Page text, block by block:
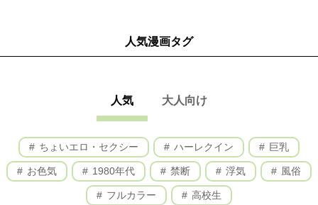
人気漫画タグ
人気 大人向け
ちょいエロ・セクシー ハーレクイン 巨乳
お色気 1980年代 禁断 浮気 風俗
フルカラー 高校生